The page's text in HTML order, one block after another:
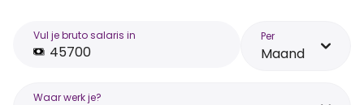
Vul je bruto salaris in Per
Maand
Waar werk je?